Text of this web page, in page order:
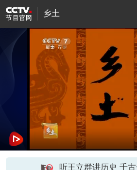
乡土
听王立群讲历史 千